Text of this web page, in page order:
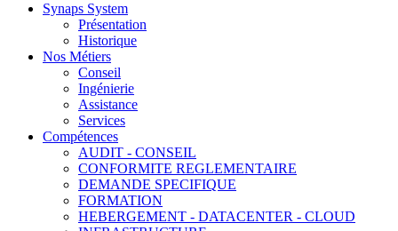
Synaps System
Présentation
Historique
Nos Métiers
Conseil
Ingénierie
Assistance
Services
Compétences
AUDIT - CONSEIL
CONFORMITE REGLEMENTAIRE
DEMANDE SPECIFIQUE
FORMATION
HEBERGEMENT - DATACENTER - CLOUD